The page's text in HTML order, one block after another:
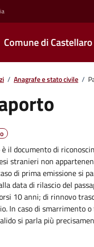
Comune di Castellaro
/ Anagrafe e stato civile /
il documento di
stranieri non
di prima emissione si
data di rilascio del
10 anni; di rinnovo
In caso di smarrimento
si parla più